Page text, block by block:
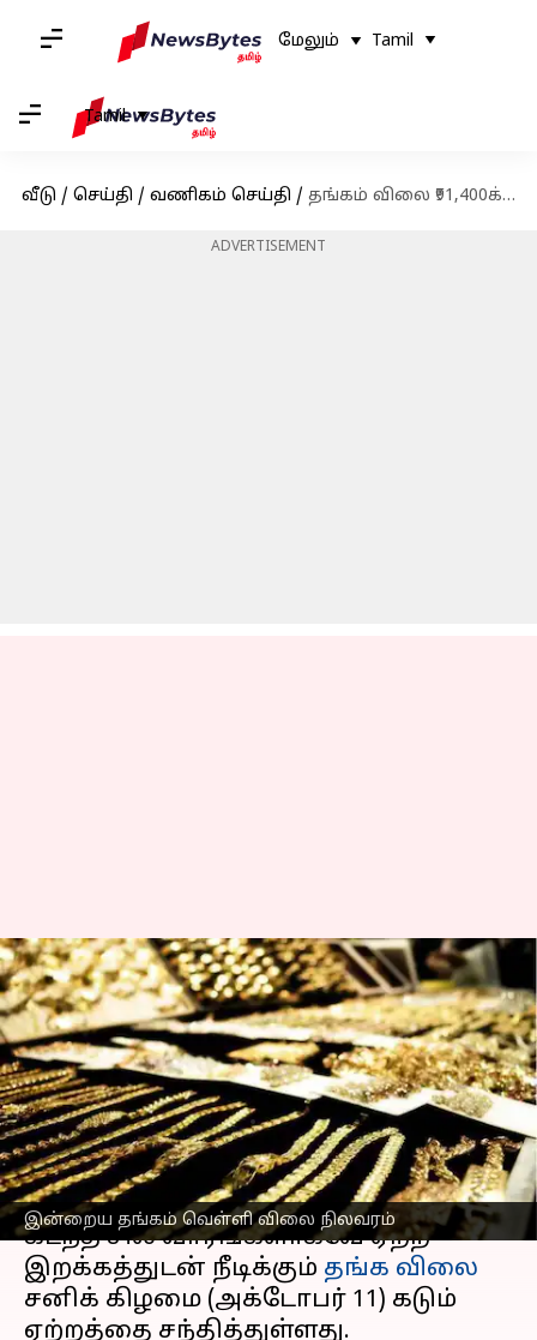
மேலும் Tamil
Tamil
வீடு / செய்தி / வணிகம் செய்தி / தங்கம் விலை ₹91,400க்கு விற்பனை; இன்றைய (அக்டோபர் 11) விலை நிலவரம்
ADVERTISEMENT
இன்றைய தங்கம் வெள்ளி விலை நிலவரம்
தங்கம் விலை ₹91,400க்கு
விற்பனை; இன்றைய
(அக்டோபர் 11) விலை
நிலவரம்
எழுதியவர் Sekar Chinnappan Oct 11, 2025 10:12 am
செய்தி முன்னோட்டம்
கடந்த சில வாரங்களாகவே ஏற்ற
இறக்கத்துடன் நீடிக்கும் தங்க விலை
சனிக் கிழமை (அக்டோபர் 11) கடும்
ஏற்றத்தை சந்தித்துள்ளது.